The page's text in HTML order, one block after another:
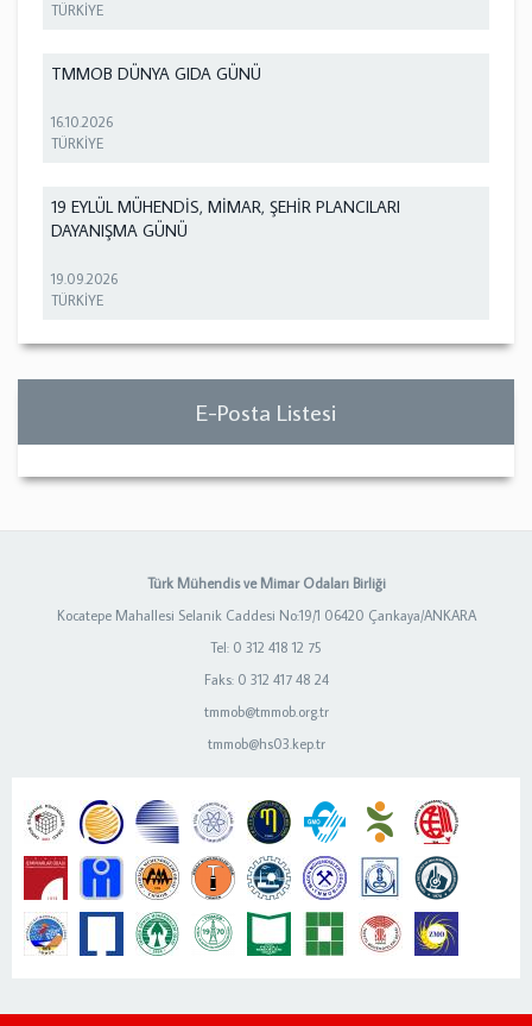
TÜRKİYE
TMMOB DÜNYA GIDA GÜNÜ
16.10.2026
TÜRKİYE
19 EYLÜL MÜHENDİS, MİMAR, ŞEHİR PLANCILARI
DAYANIŞMA GÜNÜ
19.09.2026
TÜRKİYE
E-Posta Listesi
Türk Mühendis ve Mimar Odaları Birliği
Kocatepe Mahallesi Selanik Caddesi No:19/1 06420 Çankaya/ANKARA
Tel: 0 312 418 12 75
Faks: 0 312 417 48 24
tmmob@tmmob.org.tr
tmmob@hs03.kep.tr